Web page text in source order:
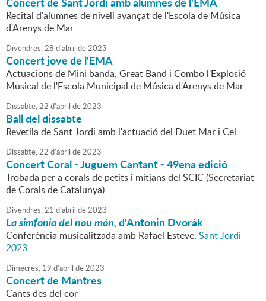
Recital d'alumnes de nivell avançat de l'Escola de Música
d'Arenys de Mar
Divendres,28 d'abril de2023
Concert jove de l'EMA
Actuacions de Mini banda, Great Band i Combo l'Explosió
Musical de l'Escola Municipal de Música d'Arenys de Mar
Dissabte,22 d'abril de2023
Ball del dissabte
Revetlla de Sant Jordi amb l'actuació del Duet Mar i Cel
Dissabte,22 d'abril de2023
Concert Coral - Juguem Cantant - 49ena edició
Trobada per a corals de petits i mitjans del SCIC (Secretariat
de Corals de Catalunya)
Divendres,21 d'abril de2023
La simfonia del nou món,d'Antonin Dvoràk
Conferència musicalitzada amb Rafael Esteve. Sant Jordi
2023
Dimecres, 19 d'abril de2023
Concert de Mantres
Cants des del cor